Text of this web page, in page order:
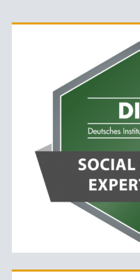
Primäre
Sidebar